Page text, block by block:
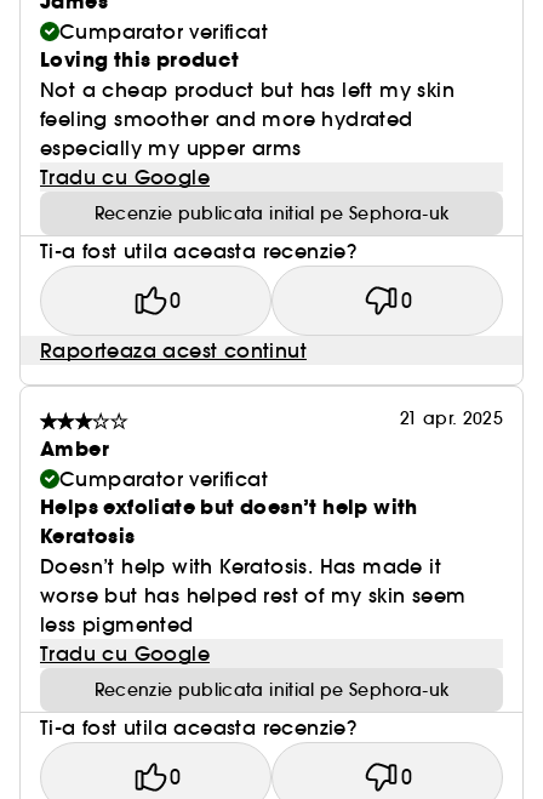
Cumparator verificat
Loving this product
Not a cheap product but has left my skin
feeling smoother and more hydrated
especially my upper arms
Tradu cu Google
Recenzie publicata initial pe Sephora-uk
Ti-a fost utila aceasta recenzie?
0 0
Raporteaza acest continut
21 apr. 2025
Amber
Cumparator verificat
Helps exfoliate but doesn’t help with
Keratosis
Doesn’t help with Keratosis. Has made it
worse but has helped rest of my skin seem
less pigmented
Tradu cu Google
Recenzie publicata initial pe Sephora-uk
Ti-a fost utila aceasta recenzie?
0 0